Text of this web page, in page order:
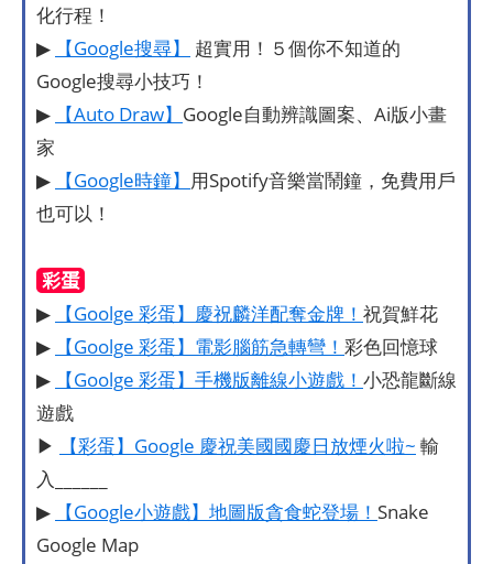
化行程！
▶
【Google搜尋】
超實用！５個你不知道的
Google搜尋小技巧！
▶
【Auto Draw】 Google自動辨識圖案、Ai版小畫
家
▶
【Google時鐘】 用Spotify音樂當鬧鐘，免費用戶
也可以！
彩蛋
▶ 【Goolge 彩蛋】慶祝麟洋配奪金牌！ 祝賀鮮花
▶
【Goolge 彩蛋】電影腦筋急轉彎！ 彩色回憶球
▶
【Goolge 彩蛋】手機版離線小遊戲！ 小恐龍斷線
遊戲
▶
【彩蛋】Google 慶祝美國國慶日放煙火啦~ 輸
入______
▶
【Google小遊戲】地圖版貪食蛇登場！ Snake
Google Map